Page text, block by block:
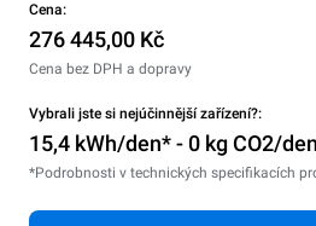
Cena:
276 445,00 Kč
Cena bez DPH a dopravy
Vybrali jste si nejúčinnější zařízení?:
15,4 kWh/den* - 0 kg CO2/
*Podrobnosti v technických specifikacích